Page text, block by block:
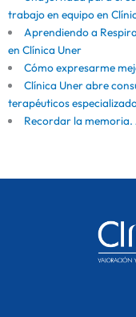
trabajo en equipo en
Aprendiendo a
en Clínica Uner
Cómo expresarme
Clínica Uner abre
terapéuticos
Recordar la